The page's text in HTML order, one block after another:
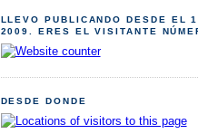
LLEVO PUBLICANDO DESDE EL
2009. ERES EL VISITANTE
DESDE DONDE